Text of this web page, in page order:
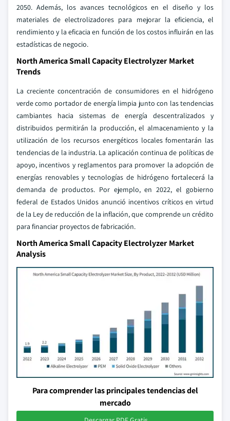
2050. Además, los avances tecnológicos en el diseño y los
materiales de electrolizadores para mejorar la eficiencia, el
rendimiento y la eficacia en función de los costos influirán en las
estadísticas de negocio.
North America Small Capacity Electrolyzer Market
Trends
La creciente concentración de consumidores en el hidrógeno
verde como portador de energía limpia junto con las tendencias
cambiantes hacia sistemas de energía descentralizados y
distribuidos permitirán la producción, el almacenamiento y la
utilización de los recursos energéticos locales fomentarán las
tendencias de la industria. La aplicación continua de políticas de
apoyo, incentivos y reglamentos para promover la adopción de
energías renovables y tecnologías de hidrógeno fortalecerá la
demanda de productos. Por ejemplo, en 2022, el gobierno
federal de Estados Unidos anunció incentivos críticos en virtud
de la Ley de reducción de la inflación, que comprende un crédito
para financiar proyectos de fabricación.
North America Small Capacity Electrolyzer Market
Analysis
Para comprender las principales tendencias del
mercado